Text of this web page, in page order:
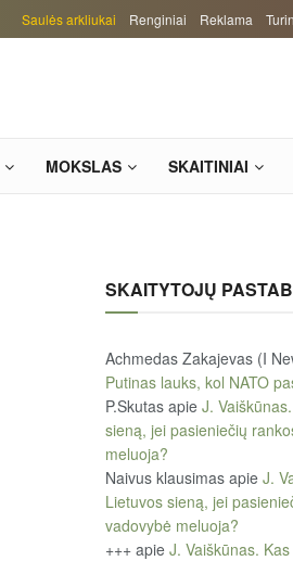
Saulės arkliukai Renginiai Reklama
MOKSLAS SKAITINIAI
SKAITYTOJŲ
Achmedas Zakajevas (I
Putinas lauks, kol NATO
P.Skutas apie J.
sieną, jei pasieniečių
meluoja?
Naivus klausimas apie J.
Lietuvos sieną, jei
vadovybė meluoja?
+++ apie J. Vaiškūnas.